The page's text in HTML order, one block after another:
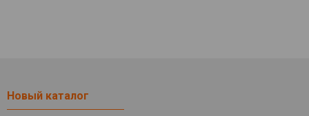
Новый каталог